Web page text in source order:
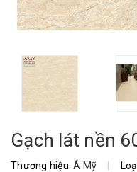
Gạch lát nền
Thương hiệu:Á Mỹ |